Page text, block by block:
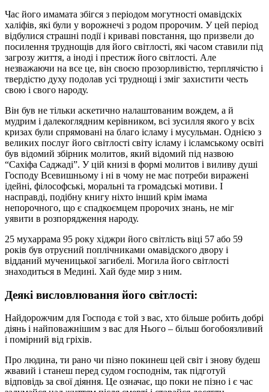
Час його имамата збігся з періодом могутності омавідскіх
халіфів, які були у ворожнечі з родом пророчим. У цей період
відбулися страшні події і криваві повстання, що призвели до
посилення труднощів для його світлості, які часом ставили під
загрозу життя, а іноді і престиж його світлості. Але
незважаючи на все це, він своєю прозорливістю, терплячістю і
твердістю духу подолав усі труднощі і зміг захистити честь
свою і свого народу.
Він був не тільки аскетично налаштованим вождем, а й
мудрим і далекоглядним керівником, всі зусилля якого у всіх
кризах були спрямовані на благо ісламу і мусульман. Однією з
великих послуг його світлості світу ісламу і ісламському освіті
був відомий збірник молитов, який відомий під назвою
“Сахіфа Саджаді”. У цій книзі в формі молитов і виливу душі
Господу Всевишньому і ні в чому не має потреби виражені
ідейні, філософські, моральні та громадські мотиви. І
насправді, подібну книгу ніхто інший крім імама
непорочного, що є спадкоємцем пророчих знань, не міг
уявити в розпорядження народу.
25 мухаррама 95 року хіджри його світлість віці 57 або 59
років був отруєний поплічниками омавідского двору і
відданий мученицької загибелі. Могила його світлості
знаходиться в Медині. Хай буде мир з ним.
Деякі висловлювання його світлості:
Найдорожчим для Господа є той з вас, хто більше робить добрі
діянь і найповажнішим з вас для Нього – більш богобоязливий
і помірний від гріхів.
Про людина, ти рано чи пізно покинеш цей світ і знову будеш
жвавий i станеш перед судом господнім, так підготуй
відповідь за свої діяння. Це означає, що поки не пізно і є час